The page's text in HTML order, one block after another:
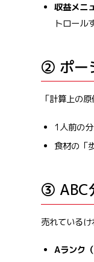
収益メニ
トロール
② ポー
「計算上の
1人前の
食材の「
③ ABC
売れている
Aランク